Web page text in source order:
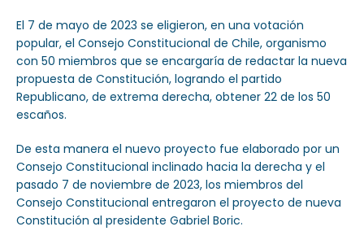
El 7 de mayo de 2023 se eligieron, en una votación
popular, el Consejo Constitucional de Chile, organismo
con 50 miembros que se encargaría de redactar la nueva
propuesta de Constitución, logrando el partido
Republicano, de extrema derecha, obtener 22 de los 50
escaños.
De esta manera el nuevo proyecto fue elaborado por un
Consejo Constitucional inclinado hacia la derecha y el
pasado 7 de noviembre de 2023, los miembros del
Consejo Constitucional entregaron el proyecto de nueva
Constitución al presidente Gabriel Boric.